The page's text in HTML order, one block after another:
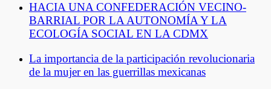
HACIA UNA CONFEDERACIÓN VECINO-
BARRIAL POR LA AUTONOMÍA Y LA
ECOLOGÍA SOCIAL EN LA CDMX
La importancia de la participación revolucionaria
de la mujer en las guerrillas mexicanas